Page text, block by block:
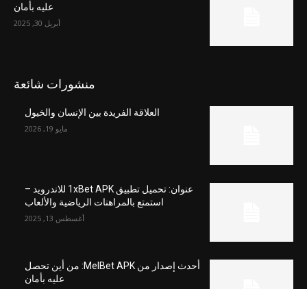
عليه بأمان
أبريل 30, 2025
منشورات شائعة
العلاقة الفريدة بين الإنسان والخيول
مايو 19, 2026
عنوان: تحميل تطبيق 1xBet APK للاندرويد –
استمتع بالمراهنات الرياضية والألعاب
أغسطس 13, 2025
أحدث إصدار من MelBet APK: من أين تحصل
عليه بأمان